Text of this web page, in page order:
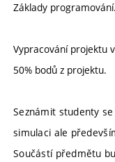
Základy
Vypracování projektu
50% bodů z projektu.
Seznámit studenty
simulaci ale
Součástí předmětu